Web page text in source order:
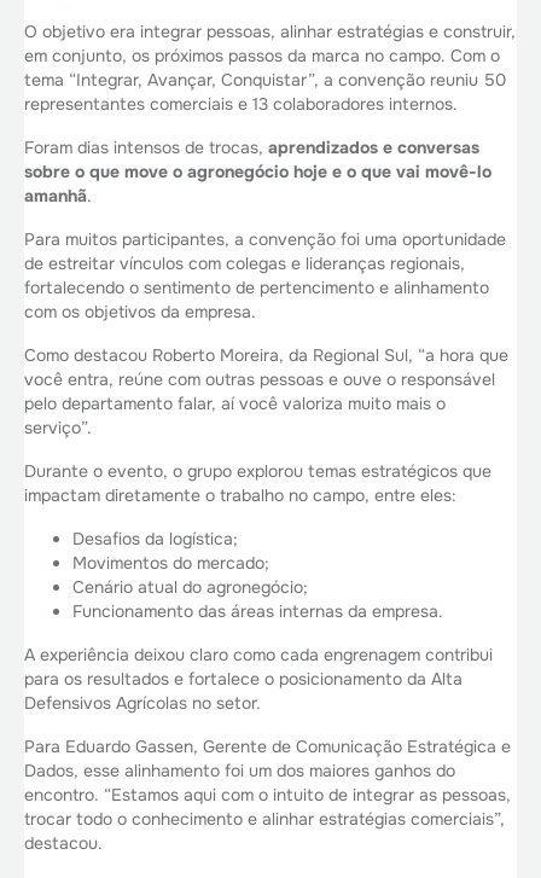
O objetivo era integrar pessoas, alinhar estratégias e construir,
em conjunto, os próximos passos da marca no campo. Com o
tema “Integrar, Avançar, Conquistar”, a convenção reuniu 50
representantes comerciais e 13 colaboradores internos.
Foram dias intensos de trocas, aprendizados e conversas
sobre o que move o agronegócio hoje e o que vai movê-lo
amanhã.
Para muitos participantes, a convenção foi uma oportunidade
de estreitar vínculos com colegas e lideranças regionais,
fortalecendo o sentimento de pertencimento e alinhamento
com os objetivos da empresa.
Como destacou Roberto Moreira, da Regional Sul, “a hora que
você entra, reúne com outras pessoas e ouve o responsável
pelo departamento falar, aí você valoriza muito mais o
serviço”.
Durante o evento, o grupo explorou temas estratégicos que
impactam diretamente o trabalho no campo, entre eles:
Desafios da logística;
Movimentos do mercado;
Cenário atual do agronegócio;
Funcionamento das áreas internas da empresa.
A experiência deixou claro como cada engrenagem contribui
para os resultados e fortalece o posicionamento da Alta
Defensivos Agrícolas no setor.
Para Eduardo Gassen, Gerente de Comunicação Estratégica e
Dados, esse alinhamento foi um dos maiores ganhos do
encontro. “Estamos aqui com o intuito de integrar as pessoas,
trocar todo o conhecimento e alinhar estratégias comerciais”,
destacou.